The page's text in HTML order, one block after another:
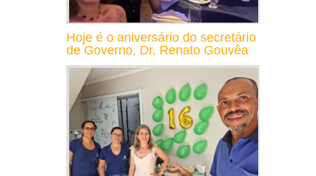
Hoje é o aniversário do secretário
de Governo, Dr. Renato Gouvêa